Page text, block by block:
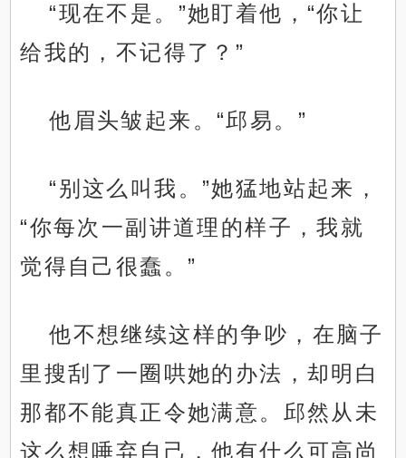
“现在不是。”她盯着他，“你让
给我的，不记得了？”
他眉头皱起来。“邱易。”
“别这么叫我。”她猛地站起来，
“你每次一副讲道理的样子，我就
觉得自己很蠢。”
他不想继续这样的争吵，在脑子
里搜刮了一圈哄她的办法，却明白
那都不能真正令她满意。邱然从未
这么想唾弃自己，他有什么可高尚